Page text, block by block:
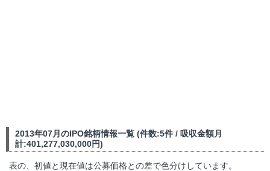
2013年07月のIPO銘柄情報一覧 (件数:5件 / 吸収金額月
計:401,277,030,000円)
表の、初値と現在値は公募価格との差で色分けしています。